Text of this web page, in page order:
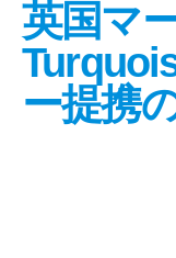
英国マ
ー提携